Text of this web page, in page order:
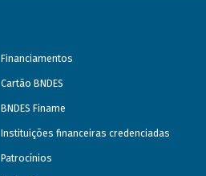
Financiamentos
Cartão BNDES
BNDES Finame
Instituições financeiras credenciadas
Patrocínios